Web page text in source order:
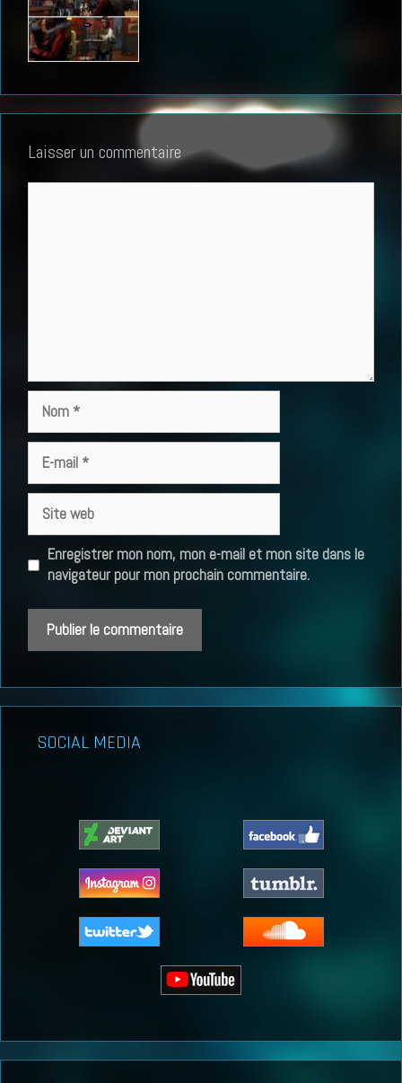
Laisser un commentaire
mail
web
Enregistrer mon nom, mon e-mail et mon site dans le
navigateur pour mon prochain commentaire.
SOCIAL MEDIA